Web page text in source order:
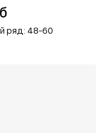
ряд: 48-60